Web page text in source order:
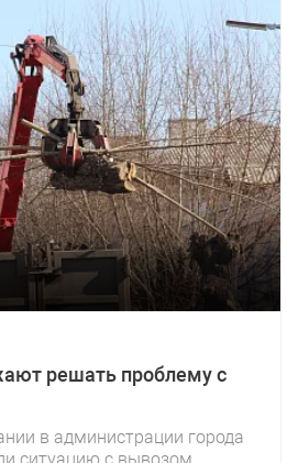
решать проблему с
в администрации города